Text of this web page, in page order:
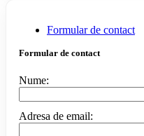
Formular de contact
Formular de contact
Nume:
Adresa de email: